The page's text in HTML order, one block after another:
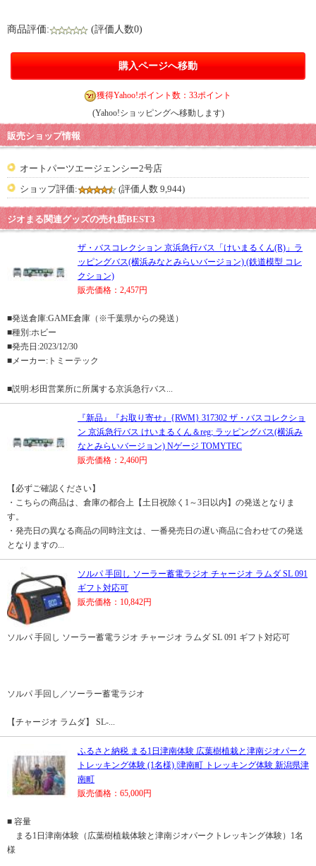
商品評価: (評価人数0)
購入ページへ移動
獲得Yahoo!ポイント数：33ポイント
(Yahoo!ショッピングへ移動します)
販売ショップ情報
オートパーツエージェンシー2号店
ショップ評価:
(評価人数 9,944)
ジオまる関連グッズの売れ筋BEST3
ザ・バスコレクション 京浜急行バス「けいまるくん(R)」ラ
ッピングバス(横浜みなとみらいバージョン) (鉄道模型 コレ
クション)
販売価格：2,457円
■発送倉庫:GAME倉庫（※千葉県からの発送）
■種別:ホビー
■発売日:2023/12/30
■メーカー:トミーテック
■説明:杉田営業所に所属する京浜急行バス...
『新品』『お取り寄せ』{RWM} 317302 ザ・バスコレクショ
ン 京浜急行バス けいまるくん＆reg; ラッピングバス(横浜み
なとみらいバージョン) Nゲージ TOMYTEC
販売価格：2,460円
【必ずご確認ください】
・こちらの商品は、倉庫の都合上【土日祝除く1～3日以内】の発送となりま
す。
・発売日の異なる商品の同時注文は、一番発売日の遅い商品に合わせての発送
となりますの...
ソルパ 手回し ソーラー蓄電ラジオ チャージオ ラムダ SL 091
ギフト対応可
販売価格：10,842円
ソルパ 手回し ソーラー蓄電ラジオ チャージオ ラムダ SL 091 ギフト対応可
ソルパ 手回し／ソーラー蓄電ラジオ
【チャージオ ラムダ】 SL-...
ふるさと納税 まる1日津南体験 広葉樹植栽と津南ジオパーク
トレッキング体験 (1名様) |津南町 トレッキング体験 新潟県津
南町
販売価格：65,000円
■ 容量
まる1日津南体験（広葉樹植栽体験と津南ジオパークトレッキング体験）1名
様